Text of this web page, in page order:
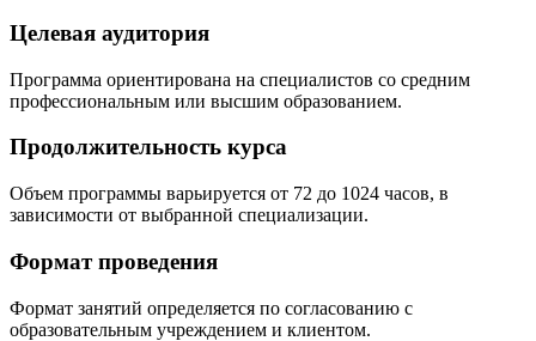
Целевая аудитория
Программа ориентирована на специалистов со средним
профессиональным или высшим образованием.
Продолжительность курса
Объем программы варьируется от 72 до 1024 часов, в
зависимости от выбранной специализации.
Формат проведения
Формат занятий определяется по согласованию с
образовательным учреждением и клиентом.